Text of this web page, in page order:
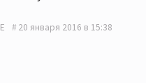
20 января 2016 в 15:38